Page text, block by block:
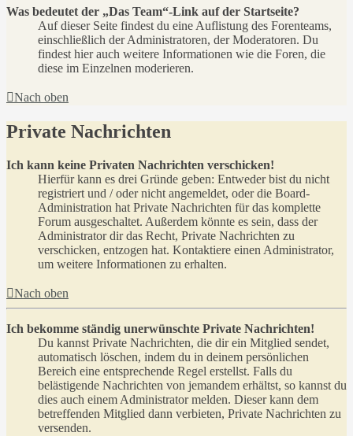
Was bedeutet der „Das Team“-Link auf der Startseite?
Auf dieser Seite findest du eine Auflistung des Forenteams,
einschließlich der Administratoren, der Moderatoren. Du
findest hier auch weitere Informationen wie die Foren, die
diese im Einzelnen moderieren.
Nach oben
Private Nachrichten
Ich kann keine Privaten Nachrichten verschicken!
Hierfür kann es drei Gründe geben: Entweder bist du nicht
registriert und / oder nicht angemeldet, oder die Board-
Administration hat Private Nachrichten für das komplette
Forum ausgeschaltet. Außerdem könnte es sein, dass der
Administrator dir das Recht, Private Nachrichten zu
verschicken, entzogen hat. Kontaktiere einen Administrator,
um weitere Informationen zu erhalten.
Nach oben
Ich bekomme ständig unerwünschte Private Nachrichten!
Du kannst Private Nachrichten, die dir ein Mitglied sendet,
automatisch löschen, indem du in deinem persönlichen
Bereich eine entsprechende Regel erstellst. Falls du
belästigende Nachrichten von jemandem erhältst, so kannst du
dies auch einem Administrator melden. Dieser kann dem
betreffenden Mitglied dann verbieten, Private Nachrichten zu
versenden.